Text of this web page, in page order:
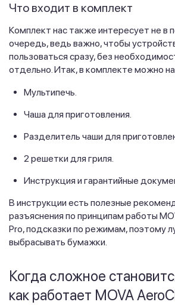
Что входит в комплект
Комплект нас также интересует не в
очередь, ведь важно, чтобы
пользоваться сразу, без
отдельно. Итак, в комплекте можно
Мультипечь.
Чаша для приготовления.
Разделитель чаши для
2 решетки для гриля.
Инструкция и гарантийные
В инструкции есть полезные
разъяснения по принципам работы
Pro, подсказки по режимам, поэтому
выбрасывать бумажки.
Когда сложное
как работает MOVA